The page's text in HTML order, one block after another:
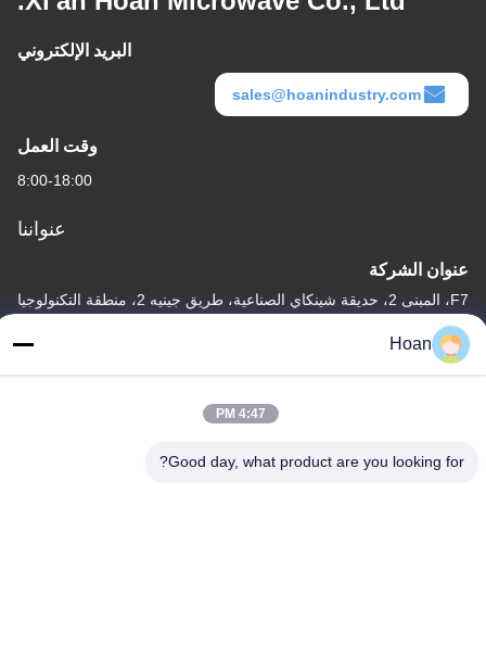
البريد الإلكتروني
sales@hoanindustry.com
وقت العمل
8:00-18:00
عنواننا
عنوان الشركة
F7، المبنى 2، حديقة شينكاي الصناعية، طريق جينيه 2، منطقة التكنولوجيا
عنوان المصنع
الهاتف
Hoan
4:47 PM
Good day, what product are you looking for?